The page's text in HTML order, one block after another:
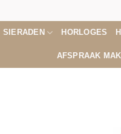
SIERADEN HORLOGES
AFSPRAAK